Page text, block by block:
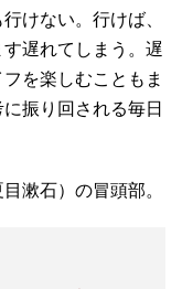
けない。行けば、
遅れてしまう。遅
を楽しむこともま
振り回される毎日
漱石）の冒頭部。